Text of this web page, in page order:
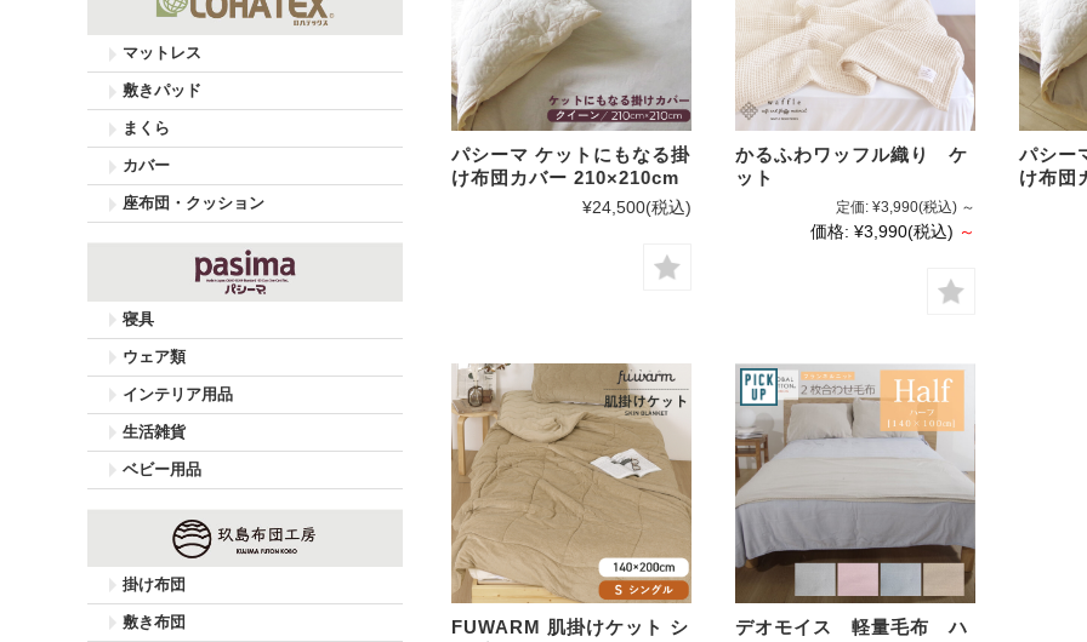
パシーマ ケットにもなる掛
け布団カバー 210×210cm
¥24,500(税込)
かるふわワッフル織り ケ
ット
定価: ¥3,990(税込) ～
価格: ¥3,990(税込) ～
パシー
け布団
FUWARM 肌掛けケット シ
デオモイス 軽量毛布 ハ
マットレス
敷きパッド
まくら
カバー
座布団・クッション
寝具
ウェア類
インテリア用品
生活雑貨
ベビー用品
掛け布団
敷き布団